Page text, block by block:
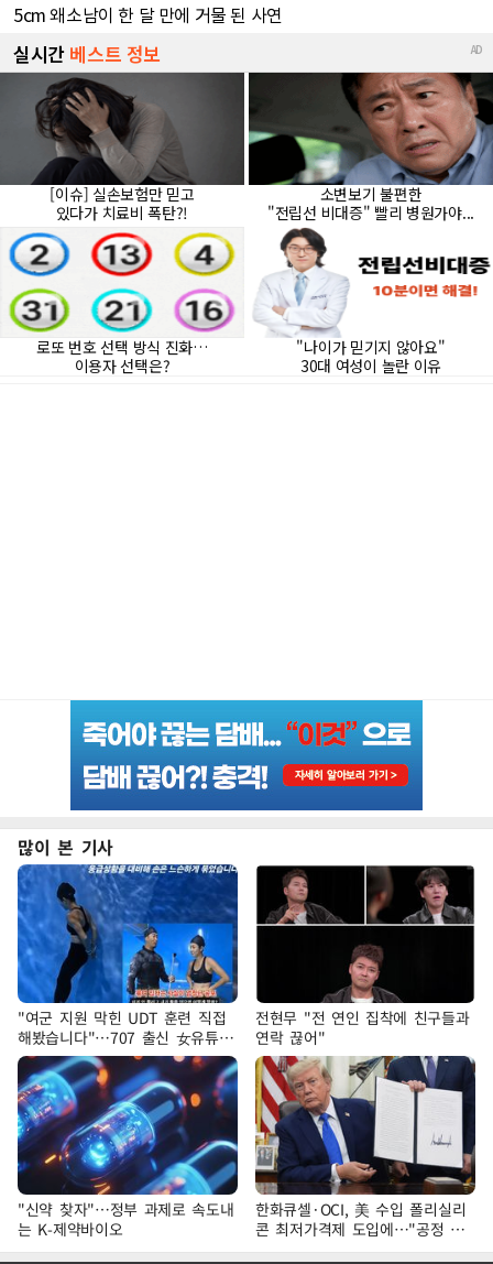
많이 본 기사
"여군 지원 막힌 UDT 훈련 직접
해봤습니다"…707 출신 女유튜버
'완벽 소화'
전현무 "전 연인 집착에 친구들과
연락 끊어"
"신약 찾자"…정부 과제로 속도내
는 K-제약바이오
한화큐셀·OCI, 美 수입 폴리실리
콘 최저가격제 도입에…"공정 경
쟁·수익성 개선 환영"